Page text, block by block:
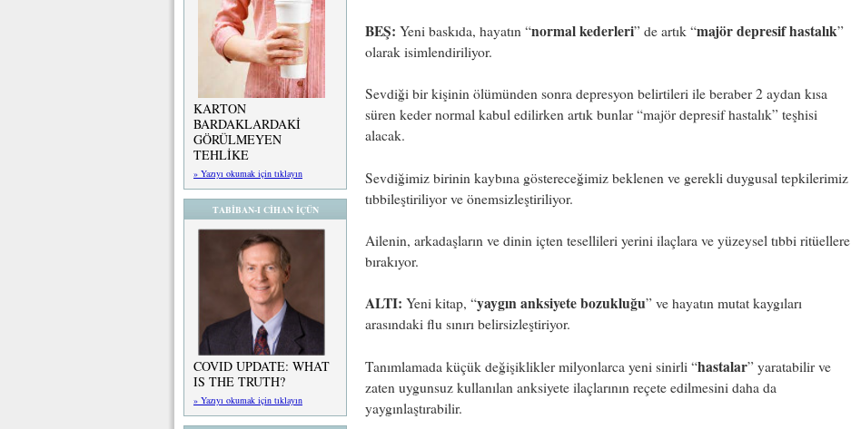
KARTON
BARDAKLARDAKİ
GÖRÜLMEYEN
TEHLİKE
» Yazıyı okumak için tıklayın
TABİBAN-I CİHAN İÇÜN
COVID UPDATE: WHAT
IS THE TRUTH?
» Yazıyı okumak için tıklayın
BEŞ: Yeni baskıda, hayatın “normal kederleri” de artık “majör depresif hastalık”
olarak isimlendiriliyor.
Sevdiği bir kişinin ölümünden sonra depresyon belirtileri ile beraber 2 aydan kısa
süren keder normal kabul edilirken artık bunlar “majör depresif hastalık” teşhisi
alacak.
Sevdiğimiz birinin kaybına göstereceğimiz beklenen ve gerekli duygusal tepkilerimiz
tıbbileştiriliyor ve önemsizleştiriliyor.
Ailenin, arkadaşların ve dinin içten tesellileri yerini ilaçlara ve yüzeysel tıbbi ritüellere
bırakıyor.
ALTI: Yeni kitap, “yaygın anksiyete bozukluğu” ve hayatın mutat kaygıları
arasındaki flu sınırı belirsizleştiriyor.
Tanımlamada küçük değişiklikler milyonlarca yeni sinirli “hastalar” yaratabilir ve
zaten uygunsuz kullanılan anksiyete ilaçlarının reçete edilmesini daha da
yaygınlaştırabilir.